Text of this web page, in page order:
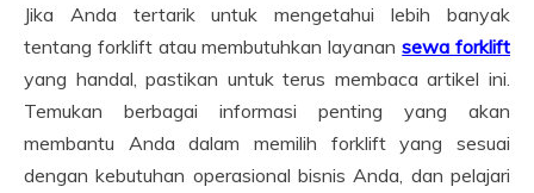
Jika Anda tertarik untuk mengetahui lebih banyak
tentang forklift atau membutuhkan layanansewa forklift
yang handal, pastikan untuk terus membaca artikel ini.
Temukan berbagai informasi penting yang akan
membantu Anda dalam memilih forklift yang sesuai
dengan kebutuhan operasional bisnis Anda, dan pelajari